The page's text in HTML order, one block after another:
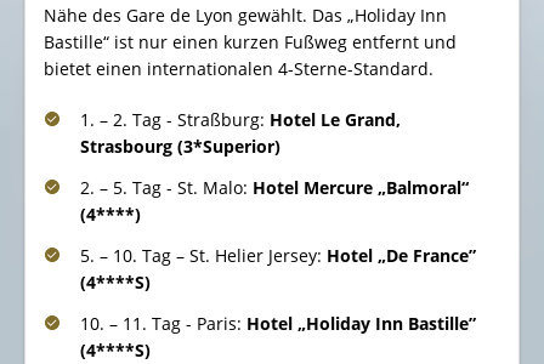
Nähe des Gare de Lyon gewählt. Das „Holiday Inn
Bastille“ ist nur einen kurzen Fußweg entfernt und
bietet einen internationalen 4-Sterne-Standard.
1. – 2. Tag - Straßburg: Hotel Le Grand,
Strasbourg (3*Superior)
2. – 5. Tag - St. Malo: Hotel Mercure „Balmoral“
(4****)
5. – 10. Tag – St. Helier Jersey: Hotel „De France”
(4****S)
10. – 11. Tag - Paris: Hotel „Holiday Inn Bastille”
(4****S)